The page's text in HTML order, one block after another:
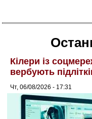
Кілери із
вербують
Чт, 06/08/2026 - 17:31